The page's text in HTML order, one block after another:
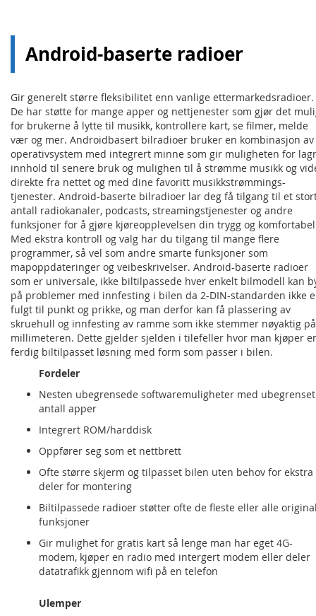
Android-baserte radioer
Gir generelt større fleksibilitet enn vanlige ettermarkedsradioer.
De har støtte for mange apper og nettjenester som gjør det
for brukerne å lytte til musikk, kontrollere kart, se filmer, melde
vær og mer. Androidbasert bilradioer bruker en kombinasjon av
operativsystem med integrert minne som gir muligheten for
innhold til senere bruk og mulighen til å strømme musikk og
direkte fra nettet og med dine favoritt musikkstrømmings-
tjenester. Android-baserte bilradioer lar deg få tilgang til et
antall radiokanaler, podcasts, streamingstjenester og andre
funksjoner for å gjøre kjøreopplevelsen din trygg og
Med ekstra kontroll og valg har du tilgang til mange flere
programmer, så vel som andre smarte funksjoner som
mapoppdateringer og veibeskrivelser. Android-baserte radioer
som er universale, ikke biltilpassede hver enkelt bilmodell kan
på problemer med innfesting i bilen da 2-DIN-standarden ikke
fulgt til punkt og prikke, og man derfor kan få plassering av
skruehull og innfesting av ramme som ikke stemmer nøyaktig på
millimeteren. Dette gjelder sjelden i tilefeller hvor man kjøper
ferdig biltilpasset løsning med form som passer i bilen.
Fordeler
Nesten ubegrensede softwaremuligheter med ubegrenset
antall apper
Integrert ROM/harddisk
Oppfører seg som et nettbrett
Ofte større skjerm og tilpasset bilen uten behov for ekstra
deler for montering
Biltilpassede radioer støtter ofte de fleste eller alle
funksjoner
Gir mulighet for gratis kart så lenge man har eget 4G-
modem, kjøper en radio med intergert modem eller deler
datatrafikk gjennom wifi på en telefon
Ulemper